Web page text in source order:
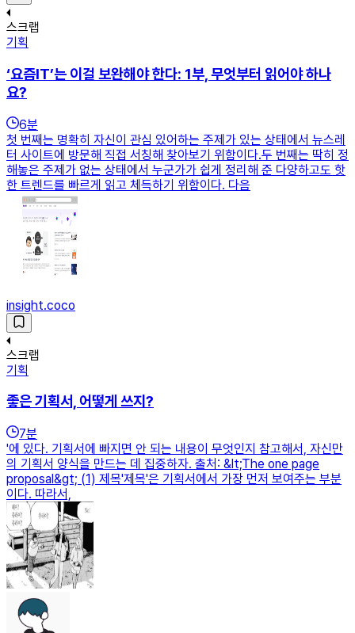
스크랩
기획
‘요즘IT’는 이걸 보완해야 한다: 1부, 무엇부터 읽어야 하나
요?
6분
첫 번째는 명확히 자신이 관심 있어하는 주제가 있는 상태에서 뉴스레
터 사이트에 방문해 직접 서칭해 찾아보기 위함이다.두 번째는 딱히 정
해놓은 주제가 없는 상태에서 누군가가 쉽게 정리해 준 다양하고도 핫
한 트렌드를 빠르게 읽고 체득하기 위함이다. 다음
insight.coco
스크랩
기획
좋은 기획서, 어떻게 쓰지?
7분
'에 있다. 기획서에 빠지면 안 되는 내용이 무엇인지 참고해서, 자신만
의 기획서 양식을 만드는 데 집중하자. 출처: &lt;The one page
proposal&gt; (1) 제목'제목'은 기획서에서 가장 먼저 보여주는 부분
이다. 따라서,